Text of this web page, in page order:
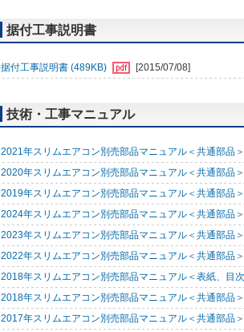
据付工事説明書
据付工事説明書 (489KB) [2015/07/08]
技術・工事マニュアル
2021年スリムエアコン別売部品マニュアル＜共通部品
2020年スリムエアコン別売部品マニュアル＜共通部品
2019年スリムエアコン別売部品マニュアル＜共通部品
2024年スリムエアコン別売部品マニュアル＜共通部品
2023年スリムエアコン別売部品マニュアル＜共通部品
2022年スリムエアコン別売部品マニュアル＜共通部品
2018年スリムエアコン別売部品マニュアル＜表紙、目
2018年スリムエアコン別売部品マニュアル＜共通部品
2017年スリムエアコン別売部品マニュアル＜共通部品